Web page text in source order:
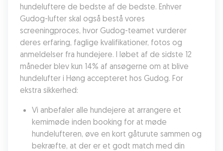
hundeluftere de bedste af de bedste. Enhver
Gudog-lufter skal også bestå vores
screeningproces, hvor Gudog-teamet vurderer
deres erfaring, faglige kvalifikationer, fotos og
anmeldelser fra hundejere. I løbet af de sidste 12
måneder blev kun 14% af ansøgerne om at blive
hundelufter i Høng accepteret hos Gudog. For
ekstra sikkerhed:
Vi anbefaler alle hundejere at arrangere et
kemimøde inden booking for at møde
hundelufteren, øve en kort gåturute sammen og
bekræfte, at der er et godt match med din